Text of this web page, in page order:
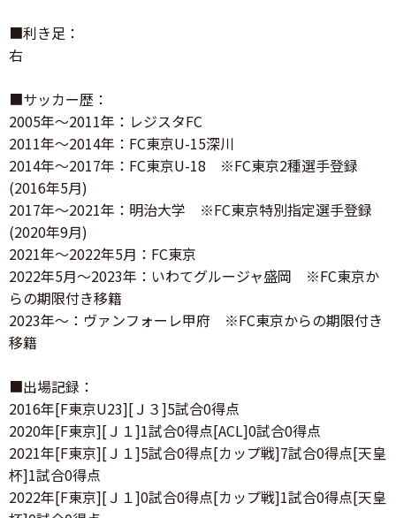
■利き足：
右
■サッカー歴：
2005年～2011年：レジスタFC
2011年～2014年：FC東京U-15深川
2014年～2017年：FC東京U-18 ※FC東京2種選手登録
(2016年5月)
2017年～2021年：明治大学 ※FC東京特別指定選手登録
(2020年9月)
2021年～2022年5月：FC東京
2022年5月～2023年：いわてグルージャ盛岡 ※FC東京か
らの期限付き移籍
2023年～：ヴァンフォーレ甲府 ※FC東京からの期限付き
移籍
■出場記録：
2016年[F東京U23][Ｊ３]5試合0得点
2020年[F東京][Ｊ１]1試合0得点[ACL]0試合0得点
2021年[F東京][Ｊ１]5試合0得点[カップ戦]7試合0得点[天皇
杯]1試合0得点
2022年[F東京][Ｊ１]0試合0得点[カップ戦]1試合0得点[天皇